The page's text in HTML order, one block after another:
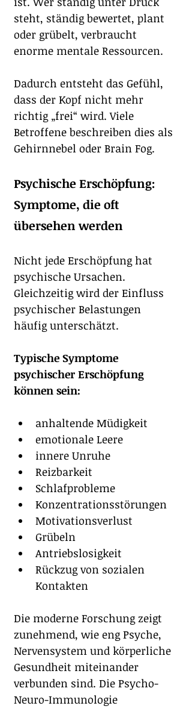
steht, ständig bewertet, plant
oder grübelt, verbraucht
enorme mentale Ressourcen.
Dadurch entsteht das Gefühl,
dass der Kopf nicht mehr
richtig „frei“ wird. Viele
Betroffene beschreiben dies als
Gehirnnebel oder Brain Fog.
Psychische Erschöpfung:
Symptome, die oft
übersehen werden
Nicht jede Erschöpfung hat
psychische Ursachen.
Gleichzeitig wird der Einfluss
psychischer Belastungen
häufig unterschätzt.
Typische Symptome
psychischer Erschöpfung
können sein:
anhaltende Müdigkeit
emotionale Leere
innere Unruhe
Reizbarkeit
Schlafprobleme
Konzentrationsstörungen
Motivationsverlust
Grübeln
Antriebslosigkeit
Rückzug von sozialen
Kontakten
Die moderne Forschung zeigt
zunehmend, wie eng Psyche,
Nervensystem und körperliche
Gesundheit miteinander
verbunden sind. Die Psycho-
Neuro-Immunologie